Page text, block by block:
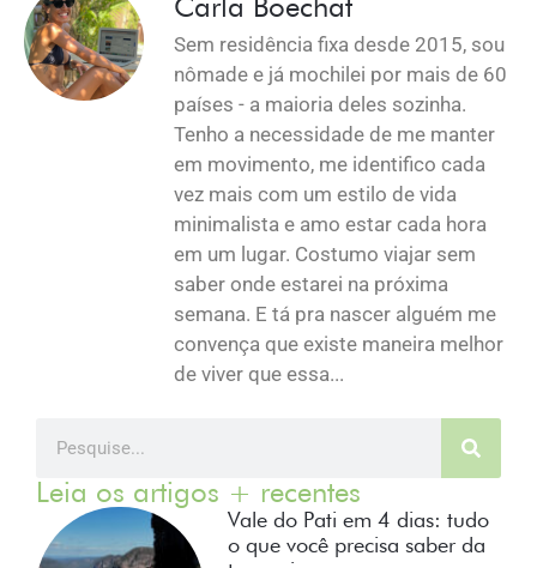
Sem residência fixa desde 2015, sou
nômade e já mochilei por mais de 60
países - a maioria deles sozinha.
Tenho a necessidade de me manter
em movimento, me identifico cada
vez mais com um estilo de vida
minimalista e amo estar cada hora
em um lugar. Costumo viajar sem
saber onde estarei na próxima
semana. E tá pra nascer alguém me
convença que existe maneira melhor
de viver que essa...
Leia os artigos + recentes
Vale do Pati em 4 dias: tudo
o que você precisa saber da